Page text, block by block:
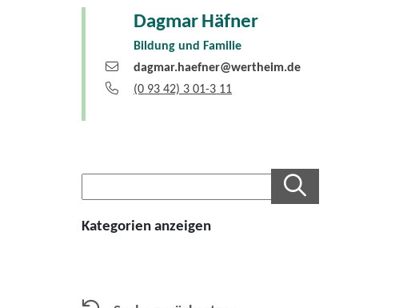
Dagmar Häfner
Bildung und Familie
dagmar.haefner@wertheim.de
(0 93 42) 3 01-3 11
Kategorien anzeigen